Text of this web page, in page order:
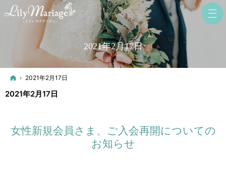
2021年2月17日
ホーム
2021年2月17日
2021年2月17日
女性新規会員さま、ご入会再開についての
お知らせ